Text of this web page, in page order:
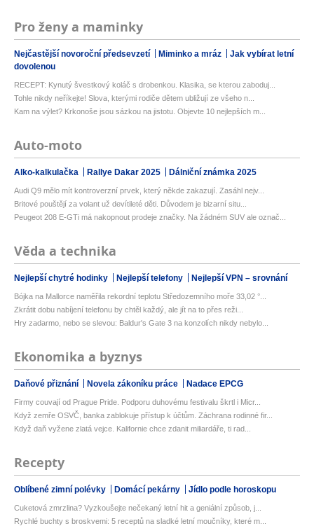
Pro ženy a maminky
Nejčastější novoroční předsevzetí Miminko a mráz
Jak vybírat letní
dovolenou
RECEPT: Kynutý švestkový koláč s drobenkou. Klasika, se kterou zaboduj...
Tohle nikdy neříkejte! Slova, kterými rodiče dětem ubližují ze všeho n...
Kam na výlet? Krkonoše jsou sázkou na jistotu. Objevte 10 nejlepších m...
Auto-moto
Alko-kalkulačka Rallye Dakar 2025 Dálniční známka 2025
Audi Q9 mělo mít kontroverzní prvek, který někde zakazují. Zasáhl nejv...
Britové pouštějí za volant už devítileté děti. Důvodem je bizarní situ...
Peugeot 208 E-GTi má nakopnout prodeje značky. Na žádném SUV ale označ...
Věda a technika
Nejlepší chytré hodinky Nejlepší telefony Nejlepší VPN – srovnání
Bójka na Mallorce naměřila rekordní teplotu Středozemního moře 33,02 °...
Zkrátit dobu nabíjení telefonu by chtěl každý, ale jít na to přes reži...
Hry zadarmo, nebo se slevou: Baldur's Gate 3 na konzolích nikdy nebylo...
Ekonomika a byznys
Daňové přiznání Novela zákoníku práce Nadace EPCG
Firmy couvají od Prague Pride. Podporu duhovému festivalu škrtl i Micr...
Když zemře OSVČ, banka zablokuje přístup k účtům. Záchrana rodinné fir...
Když daň vyžene zlatá vejce. Kalifornie chce zdanit miliardáře, ti rad...
Recepty
Oblíbené zimní polévky Domácí pekárny Jídlo podle horoskopu
Cuketová zmrzlina? Vyzkoušejte nečekaný letní hit a geniální způsob, j...
Rychlé buchty s broskvemi: 5 receptů na sladké letní moučníky, které m...